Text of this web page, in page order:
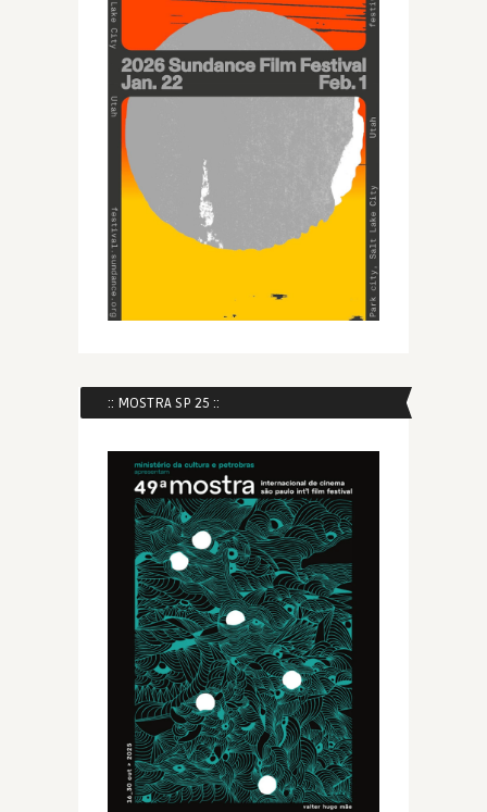
:: MOSTRA SP 25 ::